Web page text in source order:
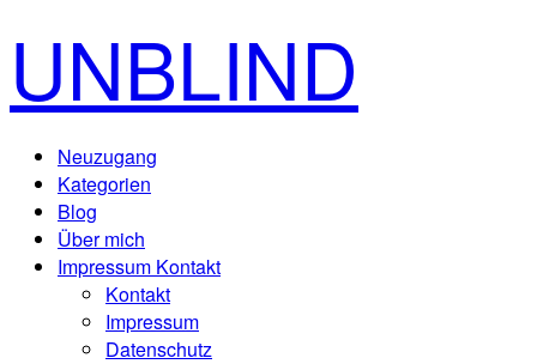
UNBLIND
Neuzugang
Kategorien
Blog
Über mich
Impressum Kontakt
Kontakt
Impressum
Datenschutz